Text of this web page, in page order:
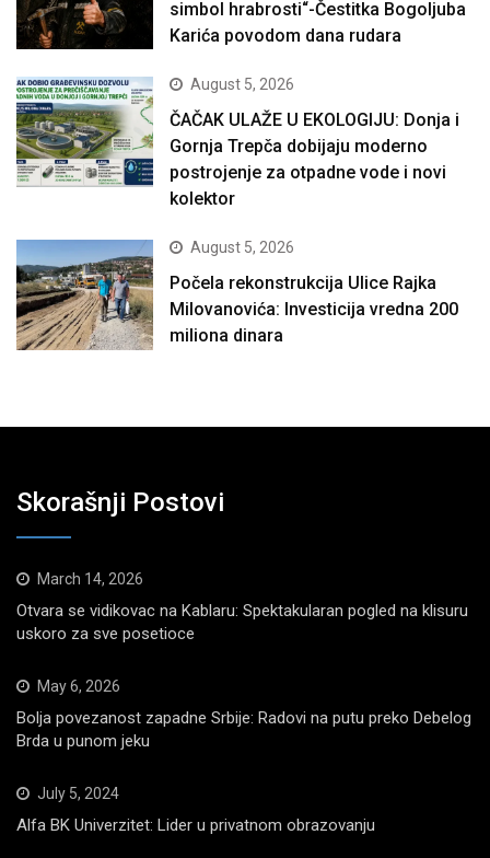
simbol hrabrosti“-Čestitka Bogoljuba
Karića povodom dana rudara
August 5, 2026
ČAČAK ULAŽE U EKOLOGIJU: Donja i
Gornja Trepča dobijaju moderno
postrojenje za otpadne vode i novi
kolektor
August 5, 2026
Počela rekonstrukcija Ulice Rajka
Milovanovića: Investicija vredna 200
miliona dinara
Skorašnji Postovi
March 14, 2026
Otvara se vidikovac na Kablaru: Spektakularan pogled na klisuru
uskoro za sve posetioce
May 6, 2026
Bolja povezanost zapadne Srbije: Radovi na putu preko Debelog
Brda u punom jeku
July 5, 2024
Alfa BK Univerzitet: Lider u privatnom obrazovanju